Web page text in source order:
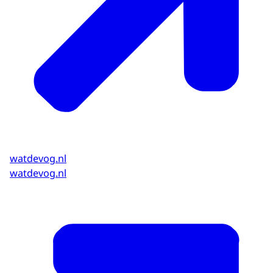
watdevog.nl
watdevog.nl